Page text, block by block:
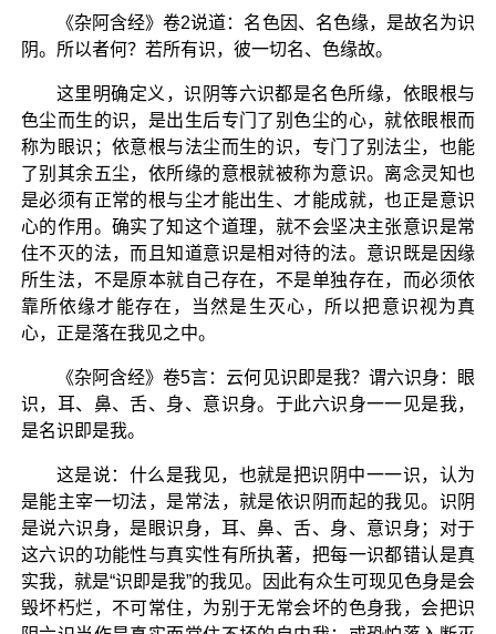
《杂阿含经》卷2说道：名色因、名色缘，是故名为识
阴。所以者何？若所有识，彼一切名、色缘故。
这里明确定义，识阴等六识都是名色所缘，依眼根与
色尘而生的识，是出生后专门了别色尘的心，就依眼根而
称为眼识；依意根与法尘而生的识，专门了别法尘，也能
了别其余五尘，依所缘的意根就被称为意识。离念灵知也
是必须有正常的根与尘才能出生、才能成就，也正是意识
心的作用。确实了知这个道理，就不会坚决主张意识是常
住不灭的法，而且知道意识是相对待的法。意识既是因缘
所生法，不是原本就自己存在，不是单独存在，而必须依
靠所依缘才能存在，当然是生灭心，所以把意识视为真
心，正是落在我见之中。
《杂阿含经》卷5言：云何见识即是我？谓六识身：眼
识，耳、鼻、舌、身、意识身。于此六识身一一见是我，
是名识即是我。
这是说：什么是我见，也就是把识阴中一一识，认为
是能主宰一切法，是常法，就是依识阴而起的我见。识阴
是说六识身，是眼识身，耳、鼻、舌、身、意识身；对于
这六识的功能性与真实性有所执著，把每一识都错认是真
实我，就是“识即是我”的我见。因此有众生可现见色身是会
毁坏朽烂，不可常住，为别于无常会坏的色身我，会把识